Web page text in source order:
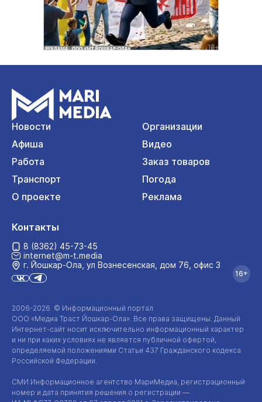
Новости
Организации
Афиша
Видео
Работа
Заказ товаров
Транспорт
Погода
О проекте
Реклама
2006-2026 © Информационный портал
ООО «Медиа Траст Йошкар-Ола». Все права защищены. Данный
Интернет-сайт носит исключительно информационный характер
и ни при каких условиях не является публичной офертой,
определяемой положениями Статьи 437 Гражданского кодекса
Российской Федерации.
СМИ Информационное агентство МариМедиа, регистрационный
номер и дата принятия решения о регистрации —
Контакты
8 (8362) 45-73-45
internet@m-t.media
г. Йошкар‑Ола, ул Вознесенская, дом 76, офис 3
16+